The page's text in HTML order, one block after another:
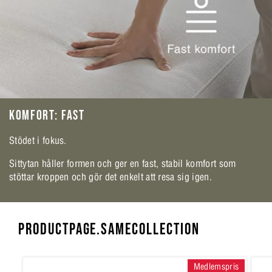
KOMFORT: FAST
Stödet i fokus.
Sittytan håller formen och ger en fast, stabil komfort som
stöttar kroppen och gör det enkelt att resa sig igen.
PRODUCTPAGE.SAMECOLLECTION
Medlemspris